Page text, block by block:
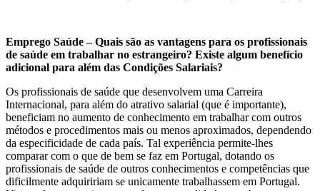
Emprego Saúde – Quais são as vantagens para os profissionais
de saúde em trabalhar no estrangeiro? Existe algum benefício
adicional para além das Condições Salariais?
Os profissionais de saúde que desenvolvem uma Carreira
Internacional, para além do atrativo salarial (que é importante),
beneficiam no aumento de conhecimento em trabalhar com outros
métodos e procedimentos mais ou menos aproximados, dependendo
da especificidade de cada país. Tal experiência permite-lhes
comparar com o que de bem se faz em Portugal, dotando os
profissionais de saúde de outros conhecimentos e competências que
dificilmente adquiririam se unicamente trabalhassem em Portugal.